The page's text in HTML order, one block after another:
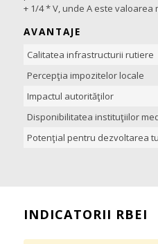
+ 1/4 * V, unde A este
AVANTAJE
Calitatea infrastructurii rutiere
Percepţia impozitelor locale
Impactul autorităţilor
Disponibilitatea instituţiilor
Potenţial pentru dezvoltarea
INDICATORII RBEI